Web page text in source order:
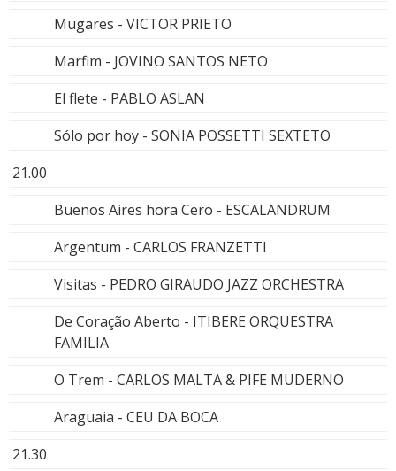
Mugares - VICTOR PRIETO
Marfim - JOVINO SANTOS NETO
El flete - PABLO ASLAN
Sólo por hoy - SONIA POSSETTI SEXTETO
21.00
Buenos Aires hora Cero - ESCALANDRUM
Argentum - CARLOS FRANZETTI
Visitas - PEDRO GIRAUDO JAZZ ORCHESTRA
De Coração Aberto - ITIBERE ORQUESTRA
FAMILIA
O Trem - CARLOS MALTA & PIFE MUDERNO
Araguaia - CEU DA BOCA
21.30